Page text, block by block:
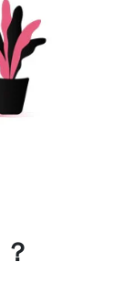
？